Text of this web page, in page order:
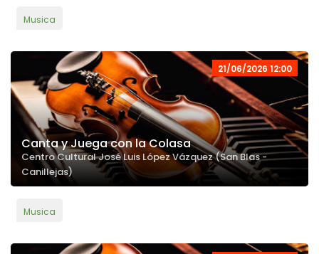
Musica
21/06/2026 12:00
Canta y Juega con la Colasa
Centro Cultural José Luis López Vázquez (San Blas -
Canillejas)
Musica